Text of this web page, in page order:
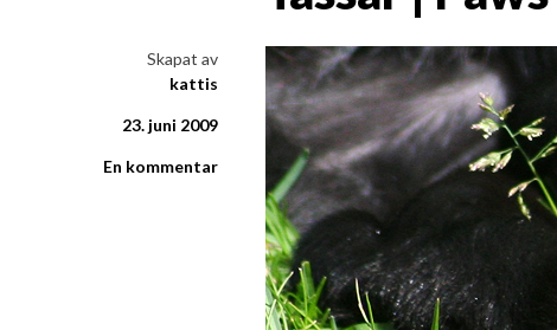
Skapat av
kattis
23. juni 2009
En kommentar